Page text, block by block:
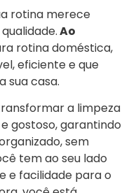
rotina merece
Ao
rotina doméstica,
eficiente e que
sua casa.
a limpeza
gostoso, garantindo
sem
tem ao seu lado
e facilidade para o